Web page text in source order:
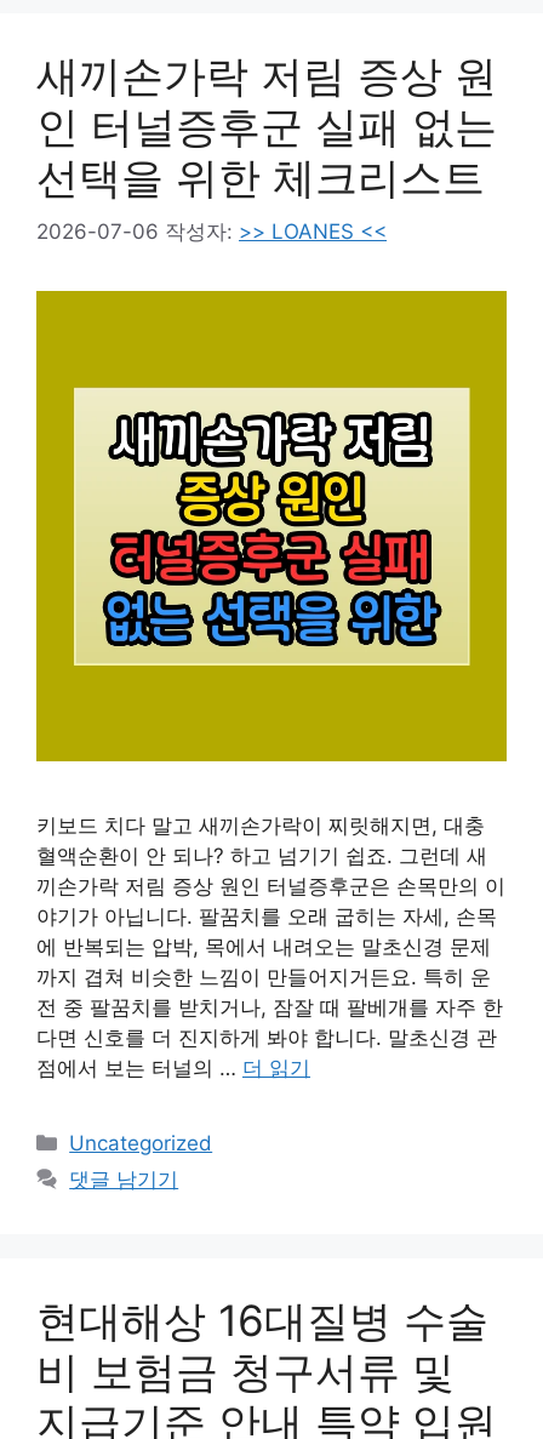
새끼손가락 저림 증상 원
인 터널증후군 실패 없는
선택을 위한 체크리스트
2026-07-06 작성자: >> LOANES <<
키보드 치다 말고 새끼손가락이 찌릿해지면, 대충
혈액순환이 안 되나? 하고 넘기기 쉽죠. 그런데 새
끼손가락 저림 증상 원인 터널증후군은 손목만의 이
야기가 아닙니다. 팔꿈치를 오래 굽히는 자세, 손목
에 반복되는 압박, 목에서 내려오는 말초신경 문제
까지 겹쳐 비슷한 느낌이 만들어지거든요. 특히 운
전 중 팔꿈치를 받치거나, 잠잘 때 팔베개를 자주 한
다면 신호를 더 진지하게 봐야 합니다. 말초신경 관
점에서 보는 터널의 … 더 읽기
카
테
고
Uncategorized
댓글 남기기
현대해상 16대질병 수술
비 보험금 청구서류 및
지급기준 안내 특약 입원